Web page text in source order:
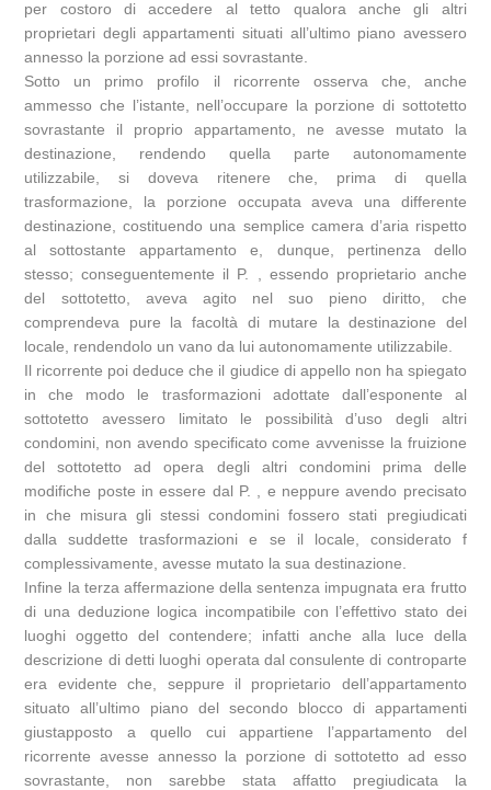
per costoro di accedere al tetto qualora anche gli altri
proprietari degli appartamenti situati all’ultimo piano avessero
annesso la porzione ad essi sovrastante.
Sotto un primo profilo il ricorrente osserva che, anche
ammesso che l’istante, nell’occupare la porzione di sottotetto
sovrastante il proprio appartamento, ne avesse mutato la
destinazione, rendendo quella parte autonomamente
utilizzabile, si doveva ritenere che, prima di quella
trasformazione, la porzione occupata aveva una differente
destinazione, costituendo una semplice camera d’aria rispetto
al sottostante appartamento e, dunque, pertinenza dello
stesso; conseguentemente il P. , essendo proprietario anche
del sottotetto, aveva agito nel suo pieno diritto, che
comprendeva pure la facoltà di mutare la destinazione del
locale, rendendolo un vano da lui autonomamente utilizzabile.
Il ricorrente poi deduce che il giudice di appello non ha spiegato
in che modo le trasformazioni adottate dall’esponente al
sottotetto avessero limitato le possibilità d’uso degli altri
condomini, non avendo specificato come avvenisse la fruizione
del sottotetto ad opera degli altri condomini prima delle
modifiche poste in essere dal P. , e neppure avendo precisato
in che misura gli stessi condomini fossero stati pregiudicati
dalla suddette trasformazioni e se il locale, considerato f
complessivamente, avesse mutato la sua destinazione.
Infine la terza affermazione della sentenza impugnata era frutto
di una deduzione logica incompatibile con l’effettivo stato dei
luoghi oggetto del contendere; infatti anche alla luce della
descrizione di detti luoghi operata dal consulente di controparte
era evidente che, seppure il proprietario dell’appartamento
situato all’ultimo piano del secondo blocco di appartamenti
giustapposto a quello cui appartiene l’appartamento del
ricorrente avesse annesso la porzione di sottotetto ad esso
sovrastante, non sarebbe stata affatto pregiudicata la